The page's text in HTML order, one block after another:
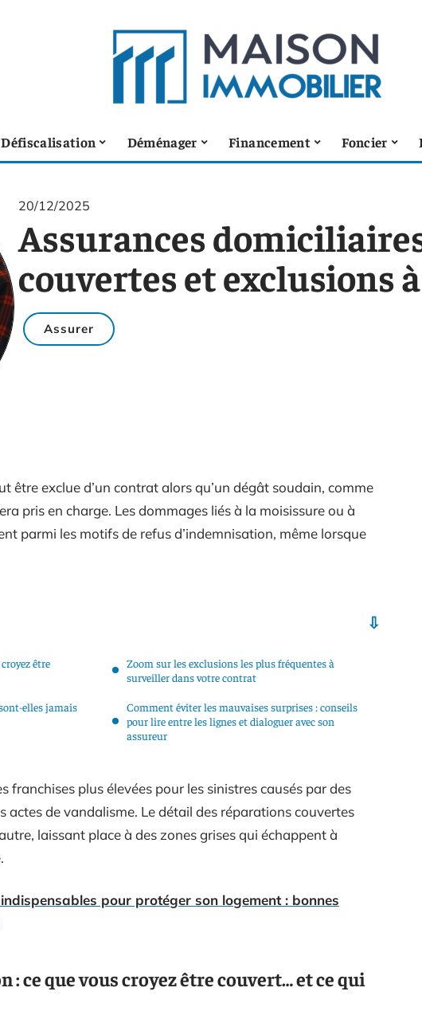
Défiscalisation Déménager Financement Foncier
20/12/2025
Assurances
couvertes et exclusions
Assurer
être exclue d’un contrat alors qu’un dégât soudain, comme
pris en charge. Les dommages liés à la moisissure ou à
parmi les motifs de refus d’indemnisation, même lorsque
être
elles jamais
Zoom sur les exclusions les plus fréquentes à
surveiller dans votre contrat
Comment éviter les mauvaises surprises : conseils
pour lire entre les lignes et dialoguer avec son
assureur
franchises plus élevées pour les sinistres causés par des
actes de vandalisme. Le détail des réparations couvertes
laissant place à des zones grises qui échappent à
pour protéger son logement : bonnes
: ce que vous croyez être couvert… et ce qui